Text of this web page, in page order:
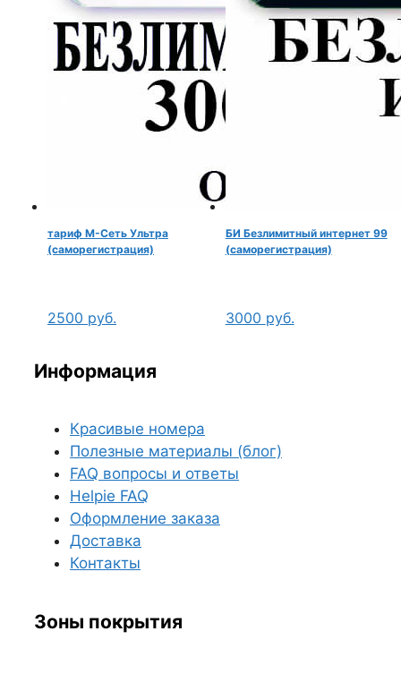
тариф М-Сеть Ультра
(саморегистрация)
2500 руб.
БИ Безлимитный интернет 99
(саморегистрация)
3000 руб.
Информация
Красивые номера
Полезные материалы (блог)
FAQ вопросы и ответы
Helpie FAQ
Оформление заказа
Доставка
Контакты
Зоны покрытия